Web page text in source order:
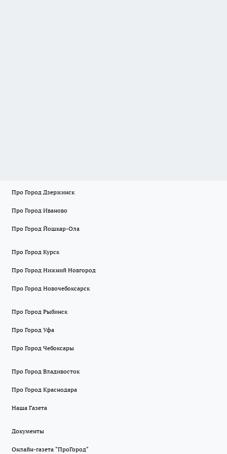
Про Город Дзержинск
Про Город Иваново
Про Город Йошкар-Ола
Про Город Курск
Про Город Нижний Новгород
Про Город Новочебоксарск
Про Город Рыбинск
Про Город Уфа
Про Город Чебоксары
Про Город Владивосток
Про Город Краснодара
Наша Газета
Документы
Онлайн-газета "ПроГород"